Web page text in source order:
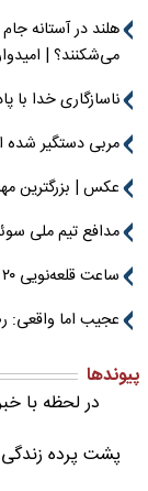
می‌شکنند؟ |
ناسازگاری خدا با
مربی دستگیر شده
عکس | بزرگترین
مدافع تیم ملی
ساعت قلعه‌نویی ۲۰ خانواده را از فلاکت نجات می‌دهد
عجیب اما واقعی: رضاییان و مسی بهترین بازیکنان جام جهانی!
پیوندها
در لحظه با
پشت پرده